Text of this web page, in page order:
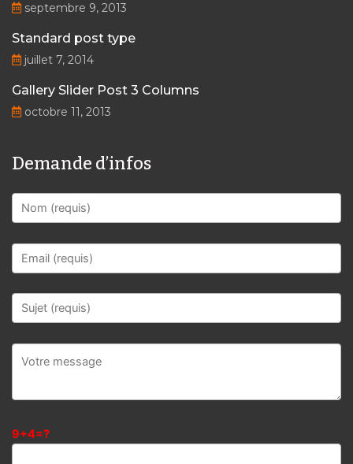
septembre 9, 2013
Standard post type
juillet 7, 2014
Gallery Slider Post 3 Columns
octobre 11, 2013
Demande d’infos
9+4=?